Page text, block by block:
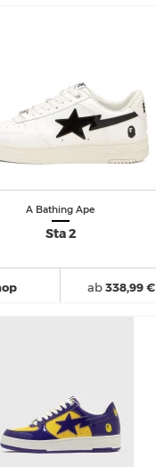
A Bathing Ape
Sta 2
ab338,99 €